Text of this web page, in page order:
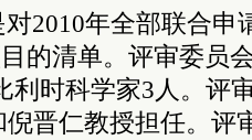
2010年全部联合申
的清单。评审委员
利时科学家3人。评
倪晋仁教授担任。评